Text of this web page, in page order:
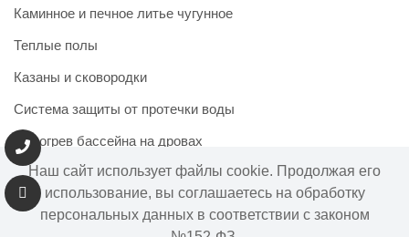
Каминное и печное литье чугунное
Теплые полы
Казаны и сковородки
Система защиты от протечки воды
Подогрев бассейна на дровах
Информация на сайте не является публичной офертой.
Наш сайт использует файлы cookie. Продолжая его
использование, вы соглашаетесь на обработку
персональных данных в соответствии с законом